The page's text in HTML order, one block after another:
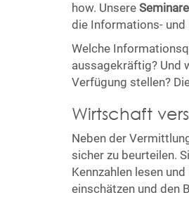
how. Unsere
die Informations-
Welche
aussagekräftig? Und
Verfügung stellen?
Wirtschaft
Neben der
sicher zu beurteilen.
Kennzahlen lesen
einschätzen und den